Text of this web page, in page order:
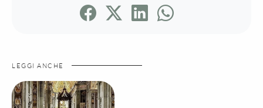
LEGGI ANCHE